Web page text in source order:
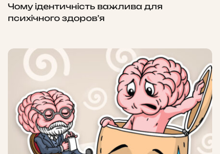
Чому ідентичність важлива для
психічного здоров’я